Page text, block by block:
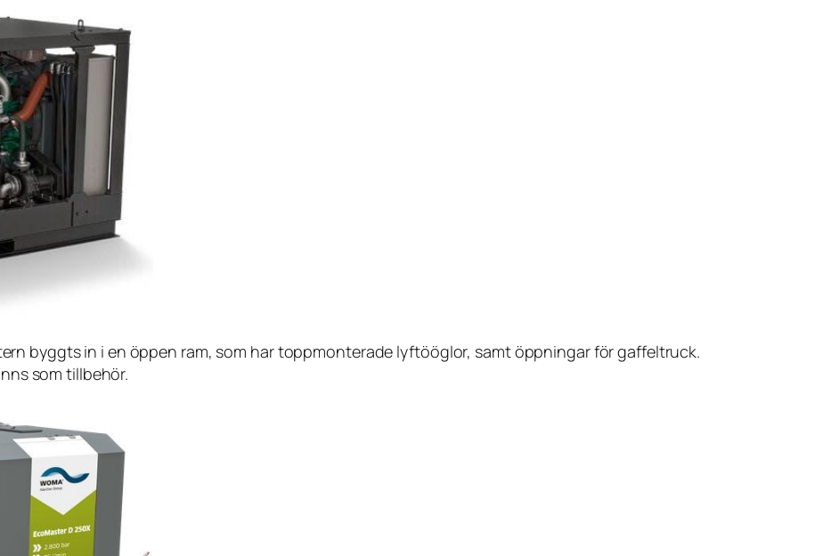
byggts in i en öppen ram, som har toppmonterade lyftööglor, samt öppningar för gaffeltruck.
som tillbehör.